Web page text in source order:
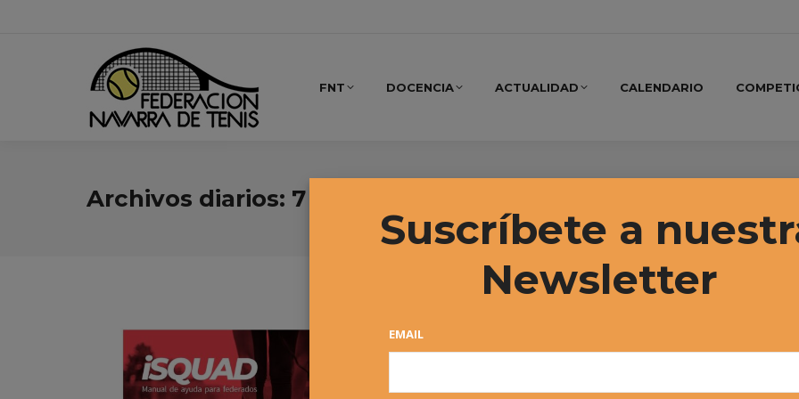
FNT DOCENCIA ACTUALIDAD CALENDARIO
Archivos diarios: 7 noviembre, 2024
Suscríbete a
Newsletter
EMAIL